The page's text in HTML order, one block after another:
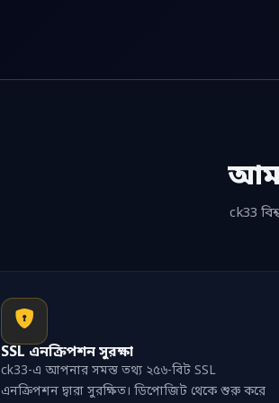
ck33
SSL এনক্রিপশন সুরক্ষা
ck33-এ আপনার সমস্ত তথ্য ২৫৬-বিট SSL
এনক্রিপশন দ্বারা সুরক্ষিত। ডিপোজিট থেকে শুরু করে